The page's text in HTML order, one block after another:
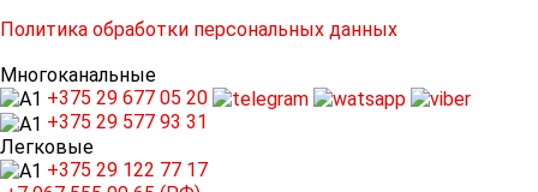
Политика обработки персональных данных
Многоканальные
+375 29 677 05 20
+375 29 577 93 31
Легковые
+375 29 122 77 17